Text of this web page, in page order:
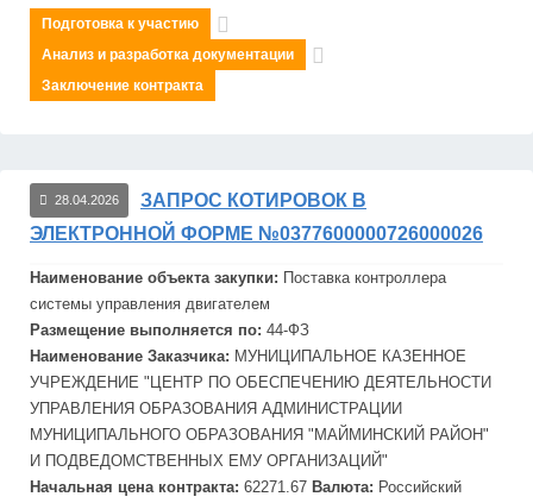
Подготовка к участию
Анализ и разработка документации
Заключение контракта
28.04.2026
ЗАПРОС КОТИРОВОК В
ЭЛЕКТРОННОЙ ФОРМЕ №0377600000726000026
Наименование объекта закупки: Поставка контроллера
системы управления двигателем
Размещение выполняется по: 44-ФЗ
Наименование Заказчика: МУНИЦИПАЛЬНОЕ КАЗЕННОЕ
УЧРЕЖДЕНИЕ "ЦЕНТР ПО ОБЕСПЕЧЕНИЮ ДЕЯТЕЛЬНОСТИ
УПРАВЛЕНИЯ ОБРАЗОВАНИЯ АДМИНИСТРАЦИИ
МУНИЦИПАЛЬНОГО ОБРАЗОВАНИЯ "МАЙМИНСКИЙ РАЙОН"
И ПОДВЕДОМСТВЕННЫХ ЕМУ ОРГАНИЗАЦИЙ"
Начальная цена контракта: 62271.67 Валюта: Российский